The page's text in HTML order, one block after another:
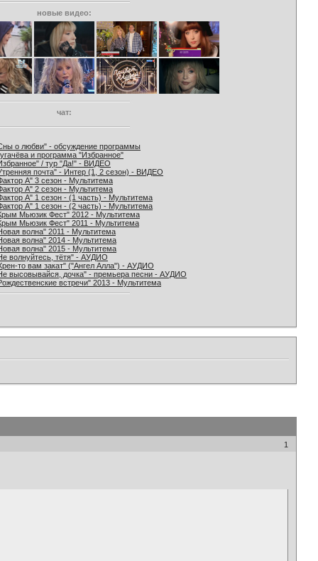
новые видео:
чат:
о любви" - обсуждение программы
и программа "Избранное"
/ тур "Да!" - ВИДЕО
почта" - Интер (1, 2 сезон) - ВИДЕО
А" 3 сезон - Мультитема
А" 2 сезон - Мультитема
А" 1 сезон - (1 часть) - Мультитема
А" 1 сезон - (2 часть) - Мультитема
Мьюзик Фест" 2012 - Мультитема
Мьюзик Фест" 2011 - Мультитема
волна" 2011 - Мультитема
волна" 2014 - Мультитема
волна" 2015 - Мультитема
волнуйтесь, тётя" - АУДИО
то вам закат" ("Ангел Алла") - АУДИО
высовывайся, дочка" - премьера песни - АУДИО
встречи" 2013 - Мультитема
1